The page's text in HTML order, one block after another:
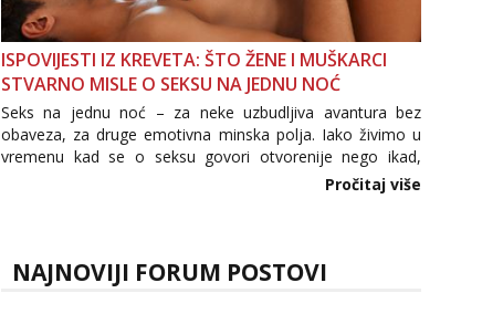
ISPOVIJESTI IZ KREVETA: ŠTO ŽENE I MUŠKARCI
STVARNO MISLE O SEKSU NA JEDNU NOĆ
Seks na jednu noć – za neke uzbudljiva avantura bez
obaveza, za druge emotivna minska polja. Iako živimo u
vremenu kad se o seksu govori otvorenije nego ikad,
tema „jedne noći strasti“ i dalje izaziva burne rasprave. Što
Pročitaj više
NAJNOVIJI FORUM POSTOVI